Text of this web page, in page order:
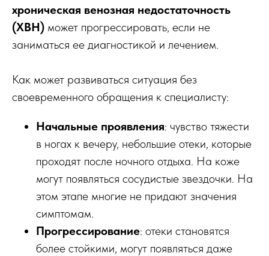
хроническая венозная недостаточность
(ХВН) может прогрессировать, если не
заниматься ее диагностикой и лечением.
Как может развиваться ситуация без
своевременного обращения к специалисту:
Начальные проявления: чувство тяжести
в ногах к вечеру, небольшие отеки, которые
проходят после ночного отдыха. На коже
могут появляться сосудистые звездочки. На
этом этапе многие не придают значения
симптомам.
Прогрессирование: отеки становятся
более стойкими, могут появляться даже